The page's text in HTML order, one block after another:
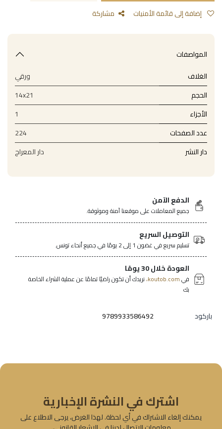
مشاركة
المواصفات
الغلاف
ورقي
الحجم
14x21
الأجزاء
1
عدد الصفحات
224
دار النشر
دار المعراج
الدفع الآمن
جميع المعاملات على موقعنا آمنة وموثوقة.
التوصيل السريع
تسليم سريع في غضون 1 إلى 2 يومًا في جميع أنحاء تونس.
العودة خلال 30 يومًا
فيkoutob.com، نريدك أن تكون راضيًا تمامًا عن عملية الشراء الخاصة
بك
باركود 9789933586492
اشترك في النشرة الإخبارية
يمكنك إلغاء الاشتراك في أي لحظة. لهذا الغرض، يرجى الاطلاع على